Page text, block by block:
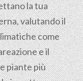
la tua
valutando il
come
e il
piante più